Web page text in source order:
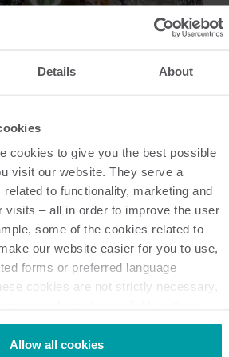
Details About
cookies to give you the best possible
visit our website. They serve a
to functionality, marketing and
visits – all in order to improve the user
some of the cookies related to
our website easier for you to use,
forms or preferred language
cookies are not strictly necessary,
of third-party cookies. A third-party
Allow all cookies
Ihrer Daten
werden im READy
Sie erhalten einfachen Zugriff auf
Reihe von Tools. Mit deren
einen Überblick über ihre
und deren Potenzial voll
lassen sich je nach
oder an eine E-Mail-Adresse